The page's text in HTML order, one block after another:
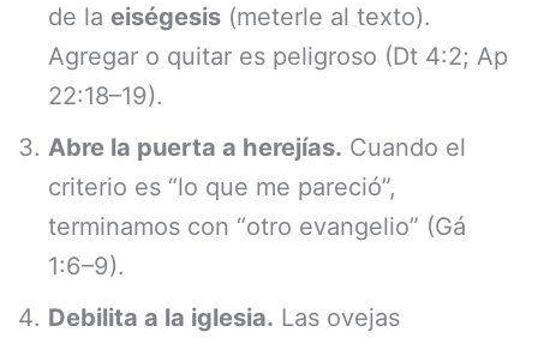
de la eiségesis (meterle al texto).
Agregar o quitar es peligroso (Dt 4:2; Ap
22:18–19).
Abre la puerta a herejías. Cuando el
criterio es “lo que me pareció”,
terminamos con “otro evangelio” (Gá
1:6–9).
Debilita a la iglesia. Las ovejas